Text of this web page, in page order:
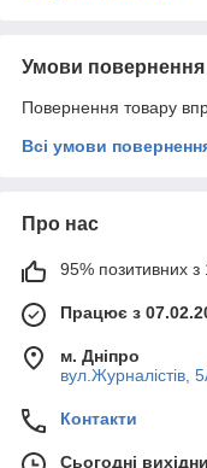
Умови повернення
Повернення товару
Всі умови
Про нас
95% позитивних з
Працює з
м. Дніпро
вул.Журналістів,
Контакти
Сьогодні